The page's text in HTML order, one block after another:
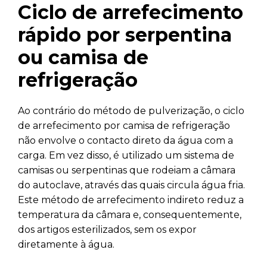
Ciclo de arrefecimento
rápido por serpentina
ou camisa de
refrigeração
Ao contrário do método de pulverização, o ciclo
de arrefecimento por camisa de refrigeração
não envolve o contacto direto da água com a
carga. Em vez disso, é utilizado um sistema de
camisas ou serpentinas que rodeiam a câmara
do autoclave, através das quais circula água fria.
Este método de arrefecimento indireto reduz a
temperatura da câmara e, consequentemente,
dos artigos esterilizados, sem os expor
diretamente à água.